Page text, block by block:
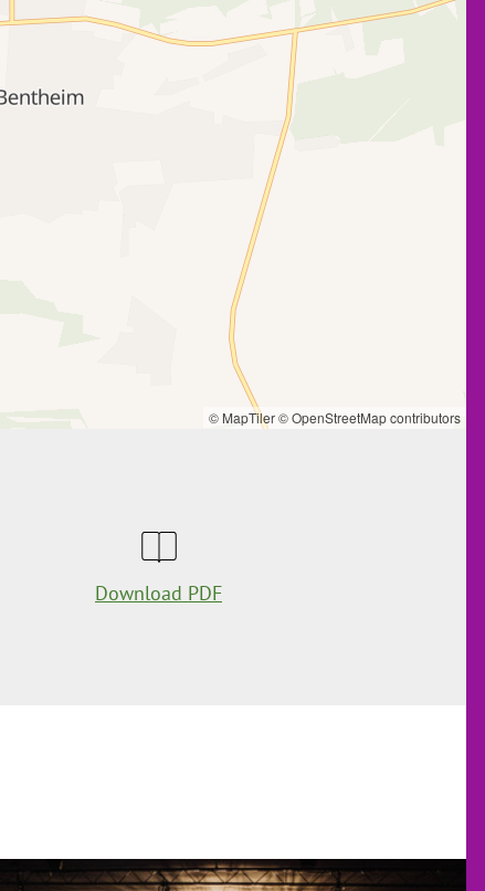
© MapTiler© OpenStreetMap contributors
Download PDF